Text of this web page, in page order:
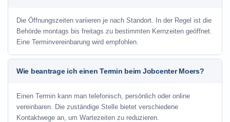
Die Öffnungszeiten variieren je nach Standort. In der Regel ist die
Behörde montags bis freitags zu bestimmten Kernzeiten geöffnet.
Eine Terminvereinbarung wird empfohlen.
Wie beantrage ich einen Termin beim Jobcenter Moers?
Einen Termin kann man telefonisch, persönlich oder online
vereinbaren. Die zuständige Stelle bietet verschiedene
Kontaktwege an, um Wartezeiten zu reduzieren.